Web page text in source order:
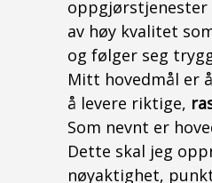
av høy kvalitet
og følger seg
Mitt hovedmål er
å levere riktige,
Som nevnt er
Dette skal jeg
nøyaktighet,